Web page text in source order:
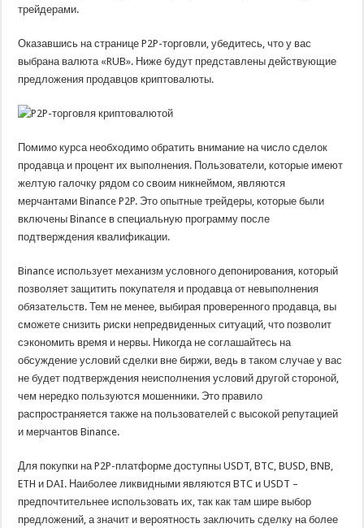
трейдерами.
Оказавшись на странице P2P-торговли, убедитесь, что у вас
выбрана валюта «RUB». Ниже будут представлены действующие
предложения продавцов криптовалюты.
Помимо курса необходимо обратить внимание на число сделок
продавца и процент их выполнения. Пользователи, которые имеют
желтую галочку рядом со своим никнеймом, являются
мерчантами Binance P2P. Это опытные трейдеры, которые были
включены Binance в специальную программу после
подтверждения квалификации.
Binance использует механизм условного депонирования, который
позволяет защитить покупателя и продавца от невыполнения
обязательств. Тем не менее, выбирая проверенного продавца, вы
сможете снизить риски непредвиденных ситуаций, что позволит
сэкономить время и нервы. Никогда не соглашайтесь на
обсуждение условий сделки вне биржи, ведь в таком случае у вас
не будет подтверждения неисполнения условий другой стороной,
чем нередко пользуются мошенники. Это правило
распространяется также на пользователей с высокой репутацией
и мерчантов Binance.
Для покупки на P2P-платформе доступны USDT, BTC, BUSD, BNB,
ETH и DAI. Наиболее ликвидными являются BTC и USDT –
предпочтительнее использовать их, так как там шире выбор
предложений, а значит и вероятность заключить сделку на более